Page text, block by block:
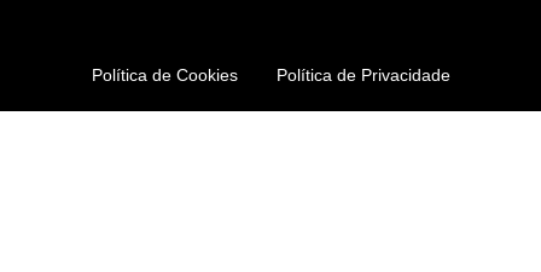
Política de Cookies Política de Privacidade